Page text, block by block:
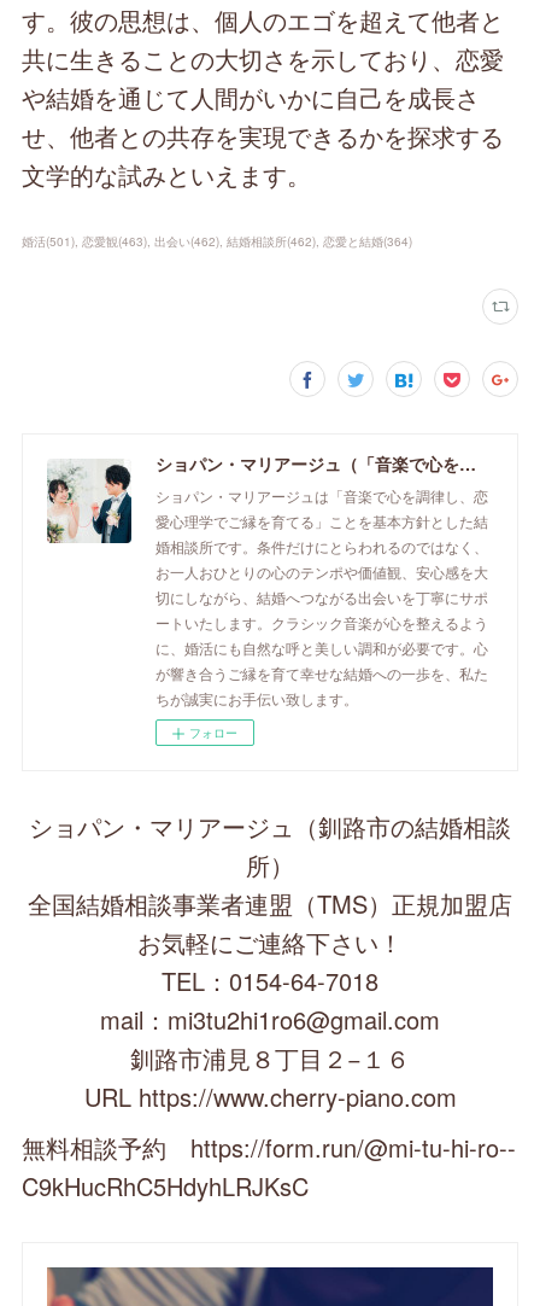
す。彼の思想は、個人のエゴを超えて他者と
共に生きることの大切さを示しており、恋愛
や結婚を通じて人間がいかに自己を成長さ
せ、他者との共存を実現できるかを探求する
文学的な試みといえます。
婚活(501) 恋愛観(463) 出会い(462) 結婚相談所(462) 恋愛と結婚(364)
ショパン・マリアージュ（「音楽で心を調律し恋愛心理学でご縁を育てる」釧路市の結婚相談所）/ 全国結婚相談事業者連盟正規加盟店 / cherry-piano.com
ショパン・マリアージュは「音楽で心を調律し、恋
愛心理学でご縁を育てる」ことを基本方針とした結
婚相談所です。条件だけにとらわれるのではなく、
お一人おひとりの心のテンポや価値観、安心感を大
切にしながら、結婚へつながる出会いを丁寧にサポ
ートいたします。クラシック音楽が心を整えるよう
に、婚活にも自然な呼と美しい調和が必要です。心
が響き合うご縁を育て幸せな結婚への一歩を、私た
ちが誠実にお手伝い致します。
フォロー
ショパン・マリアージュ（釧路市の結婚相談
所）
全国結婚相談事業者連盟（TMS）正規加盟店
お気軽にご連絡下さい！
TEL：0154-64-7018
mail：mi3tu2hi1ro6@gmail.com
釧路市浦見８丁目２−１６
URL https://www.cherry-piano.com
無料相談予約 https://form.run/@mi-tu-hi-ro--
C9kHucRhC5HdyhLRJKsC